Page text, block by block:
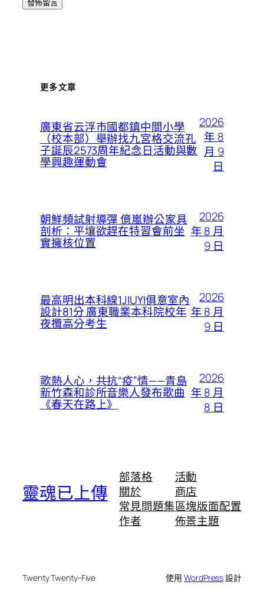
更多文章
廣東省云浮市國都鎮中間小學
（校本部）舉辦找九宮格交流孔
子誕辰2573周年紀念日活動與數
學興趣運動會
2026
年 8
月 9
日
朝鮮頻試射導彈 億嵐辦公家具
剖析：平壤欲趕在特習會前坐
實擁核位置
2026
年 8 月
9 日
最高明出本科線1JIUYI俱意室內
設計81分 廣東職業本科院校年
夜攬高分考生
2026
年 8 月
9 日
歌熱人心，共抗“疫”情——青島
新竹森和診所音樂人發布歌曲
《春天在路上》
2026
年 8 月
8 日
靈魂已上傳
部落格
關於
常見問題集
作者
活動
商店
區塊版面配置
佈景主題
Twenty Twenty-Five 使用WordPress設計